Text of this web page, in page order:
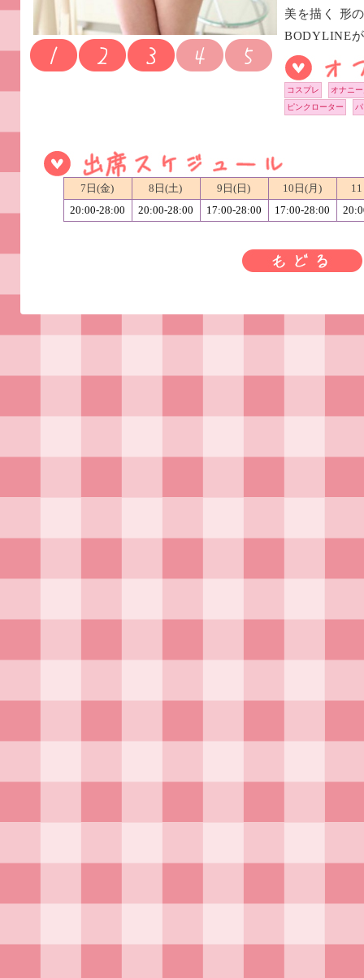
美を描く 形
BODYLINE
コスプレ
オナニ
ピンクローター
7日(金) 8日(土) 9日(日) 10日(月)
20:00-28:00
20:00-28:00 17:00-28:00 17:00-28:00